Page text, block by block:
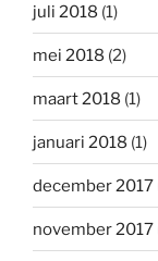
juli 2018 (1)
mei 2018 (2)
maart 2018 (1)
januari 2018 (1)
december 2017
november 2017